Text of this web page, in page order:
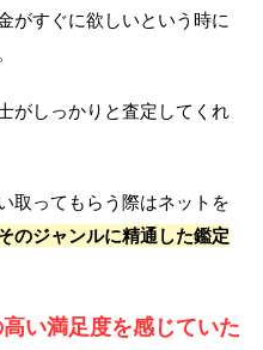
がすぐに欲しいという時に
がしっかりと査定してくれ
取ってもらう際はネットを
のジャンルに精通した鑑定
い満足度を感じていた